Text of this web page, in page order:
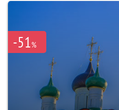
-51%